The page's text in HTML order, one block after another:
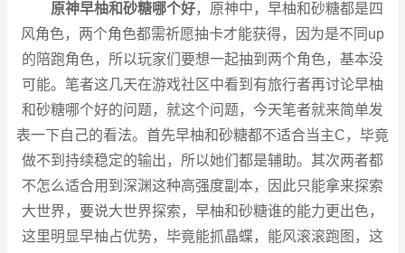
原神早柚和砂糖哪个好，原神中，早柚和砂糖都是四
风角色，两个角色都需祈愿抽卡才能获得，因为是不同up
的陪跑角色，所以玩家们要想一起抽到两个角色，基本没
可能。笔者这几天在游戏社区中看到有旅行者再讨论早柚
和砂糖哪个好的问题，就这个问题，今天笔者就来简单发
表一下自己的看法。首先早柚和砂糖都不适合当主C，毕竟
做不到持续稳定的输出，所以她们都是辅助。其次两者都
不怎么适合用到深渊这种高强度副本，因此只能拿来探索
大世界，要说大世界探索，早柚和砂糖谁的能力更出色，
这里明显早柚占优势，毕竟能抓晶蝶，能风滚滚跑图，这